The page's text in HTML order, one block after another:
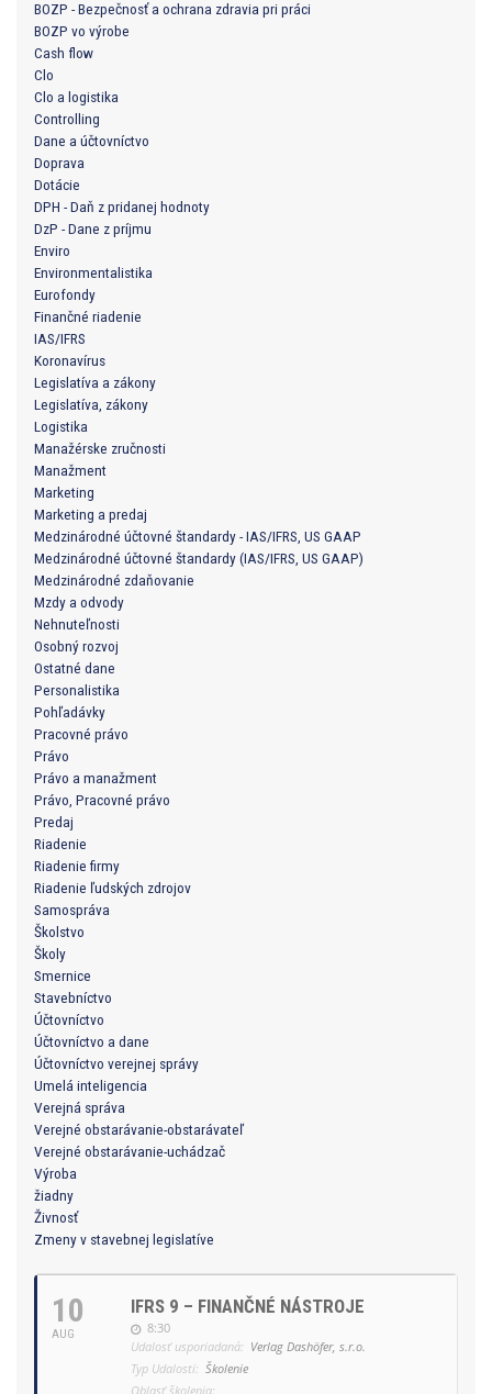
BOZP - Bezpečnosť a ochrana zdravia pri práci
BOZP vo výrobe
Cash flow
Clo
Clo a logistika
Controlling
Dane a účtovníctvo
Doprava
Dotácie
DPH - Daň z pridanej hodnoty
DzP - Dane z príjmu
Enviro
Environmentalistika
Eurofondy
Finančné riadenie
IAS/IFRS
Koronavírus
Legislatíva a zákony
Legislatíva, zákony
Logistika
Manažérske zručnosti
Manažment
Marketing
Marketing a predaj
Medzinárodné účtovné štandardy - IAS/IFRS, US GAAP
Medzinárodné účtovné štandardy (IAS/IFRS, US GAAP)
Medzinárodné zdaňovanie
Mzdy a odvody
Nehnuteľnosti
Osobný rozvoj
Ostatné dane
Personalistika
Pohľadávky
Pracovné právo
Právo
Právo a manažment
Právo, Pracovné právo
Predaj
Riadenie
Riadenie firmy
Riadenie ľudských zdrojov
Samospráva
Školstvo
Školy
Smernice
Stavebníctvo
Účtovníctvo
Účtovníctvo a dane
Účtovníctvo verejnej správy
Umelá inteligencia
Verejná správa
Verejné obstarávanie-obstarávateľ
Verejné obstarávanie-uchádzač
Výroba
žiadny
Živnosť
Zmeny v stavebnej legislatíve
10
AUG
IFRS 9 – FINANČNÉ NÁSTROJE
8:30
Udalosť usporiadaná: Verlag Dashöfer, s.r.o.
Typ Udalosti: Školenie
Oblasť školenia: